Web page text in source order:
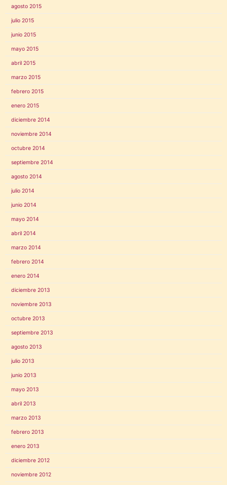
agosto 2015
julio 2015
junio 2015
mayo 2015
abril 2015
marzo 2015
febrero 2015
enero 2015
diciembre 2014
noviembre 2014
octubre 2014
septiembre 2014
agosto 2014
julio 2014
junio 2014
mayo 2014
abril 2014
marzo 2014
febrero 2014
enero 2014
diciembre 2013
noviembre 2013
octubre 2013
septiembre 2013
agosto 2013
julio 2013
junio 2013
mayo 2013
abril 2013
marzo 2013
febrero 2013
enero 2013
diciembre 2012
noviembre 2012